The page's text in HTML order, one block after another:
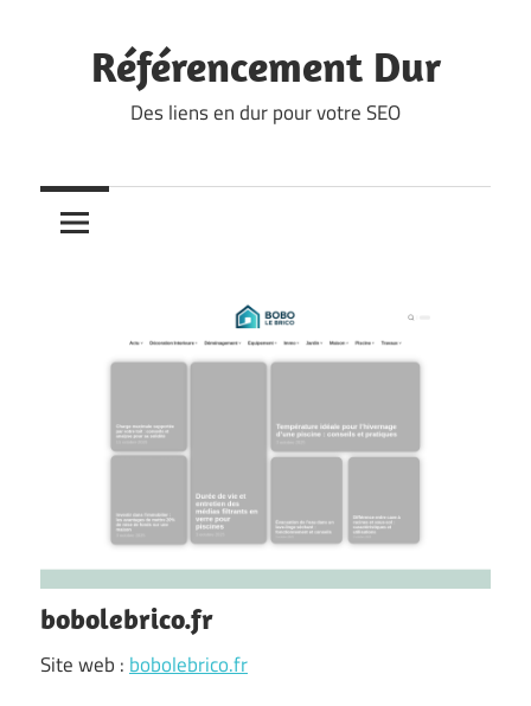
contentRéférencement Dur
Des liens en dur pour votre SEO
bobolebrico.fr
Site web : bobolebrico.fr